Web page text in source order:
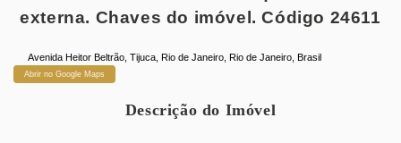
externa. Chaves do imóvel. Código 24611
Avenida Heitor Beltrão ,Tijuca ,Rio de Janeiro ,Rio de Janeiro ,Brasil
Abrir no Google Maps
Descrição do Imóvel